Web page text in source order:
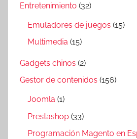
Entretenimiento (32)
Emuladores de juegos (15)
Multimedia (15)
Gadgets chinos (2)
Gestor de contenidos (156)
Joomla (1)
Prestashop (33)
Programación Magento en